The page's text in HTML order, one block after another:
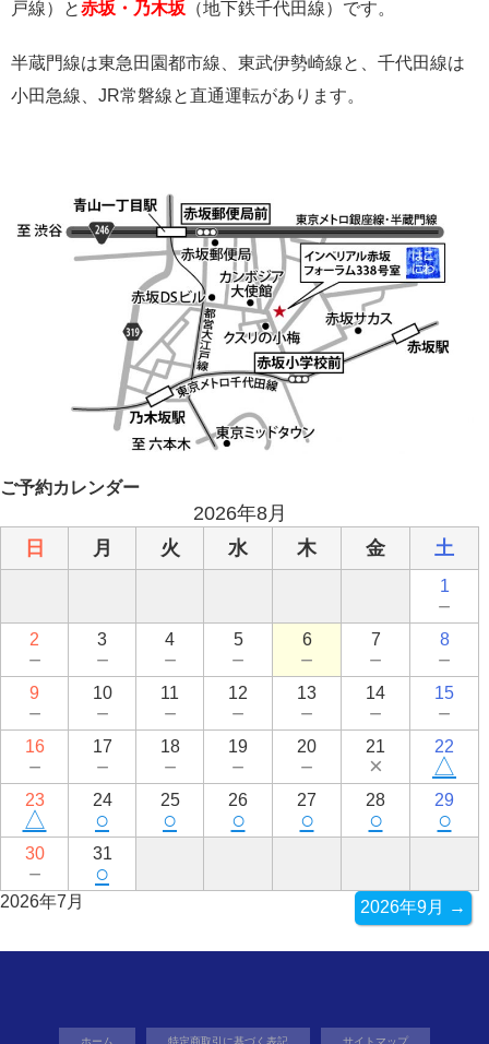
戸線）と赤坂・乃木坂 （地下鉄千代田線）です。
半蔵門線は東急田園都市線、東武伊勢崎線と、千代田線は
小田急線、JR常磐線と直通運転があります。
ご予約カレンダー
2026年8月
日
月 火 水 木 金 土
1
－
2
－
3
－
4
－
5
－
6
－
7
－
8
－
9
－
10
－
11
－
12
－
13
－
14
－
15
－
16
－
17
－
18
－
19
－
20
－
21
×
22
△
23
△
24
○
25
○
26
○
27
○
28
○
29
○
30
－
31
○
2026年7月 2026年9月 →